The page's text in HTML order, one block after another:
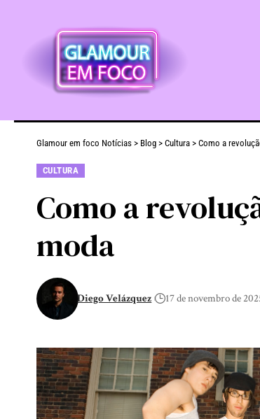
Glamour em foco Notícias > Blog > Cultura > Como a
CULTURA
Como a
moda
Diego Velázquez 17 de novembro de